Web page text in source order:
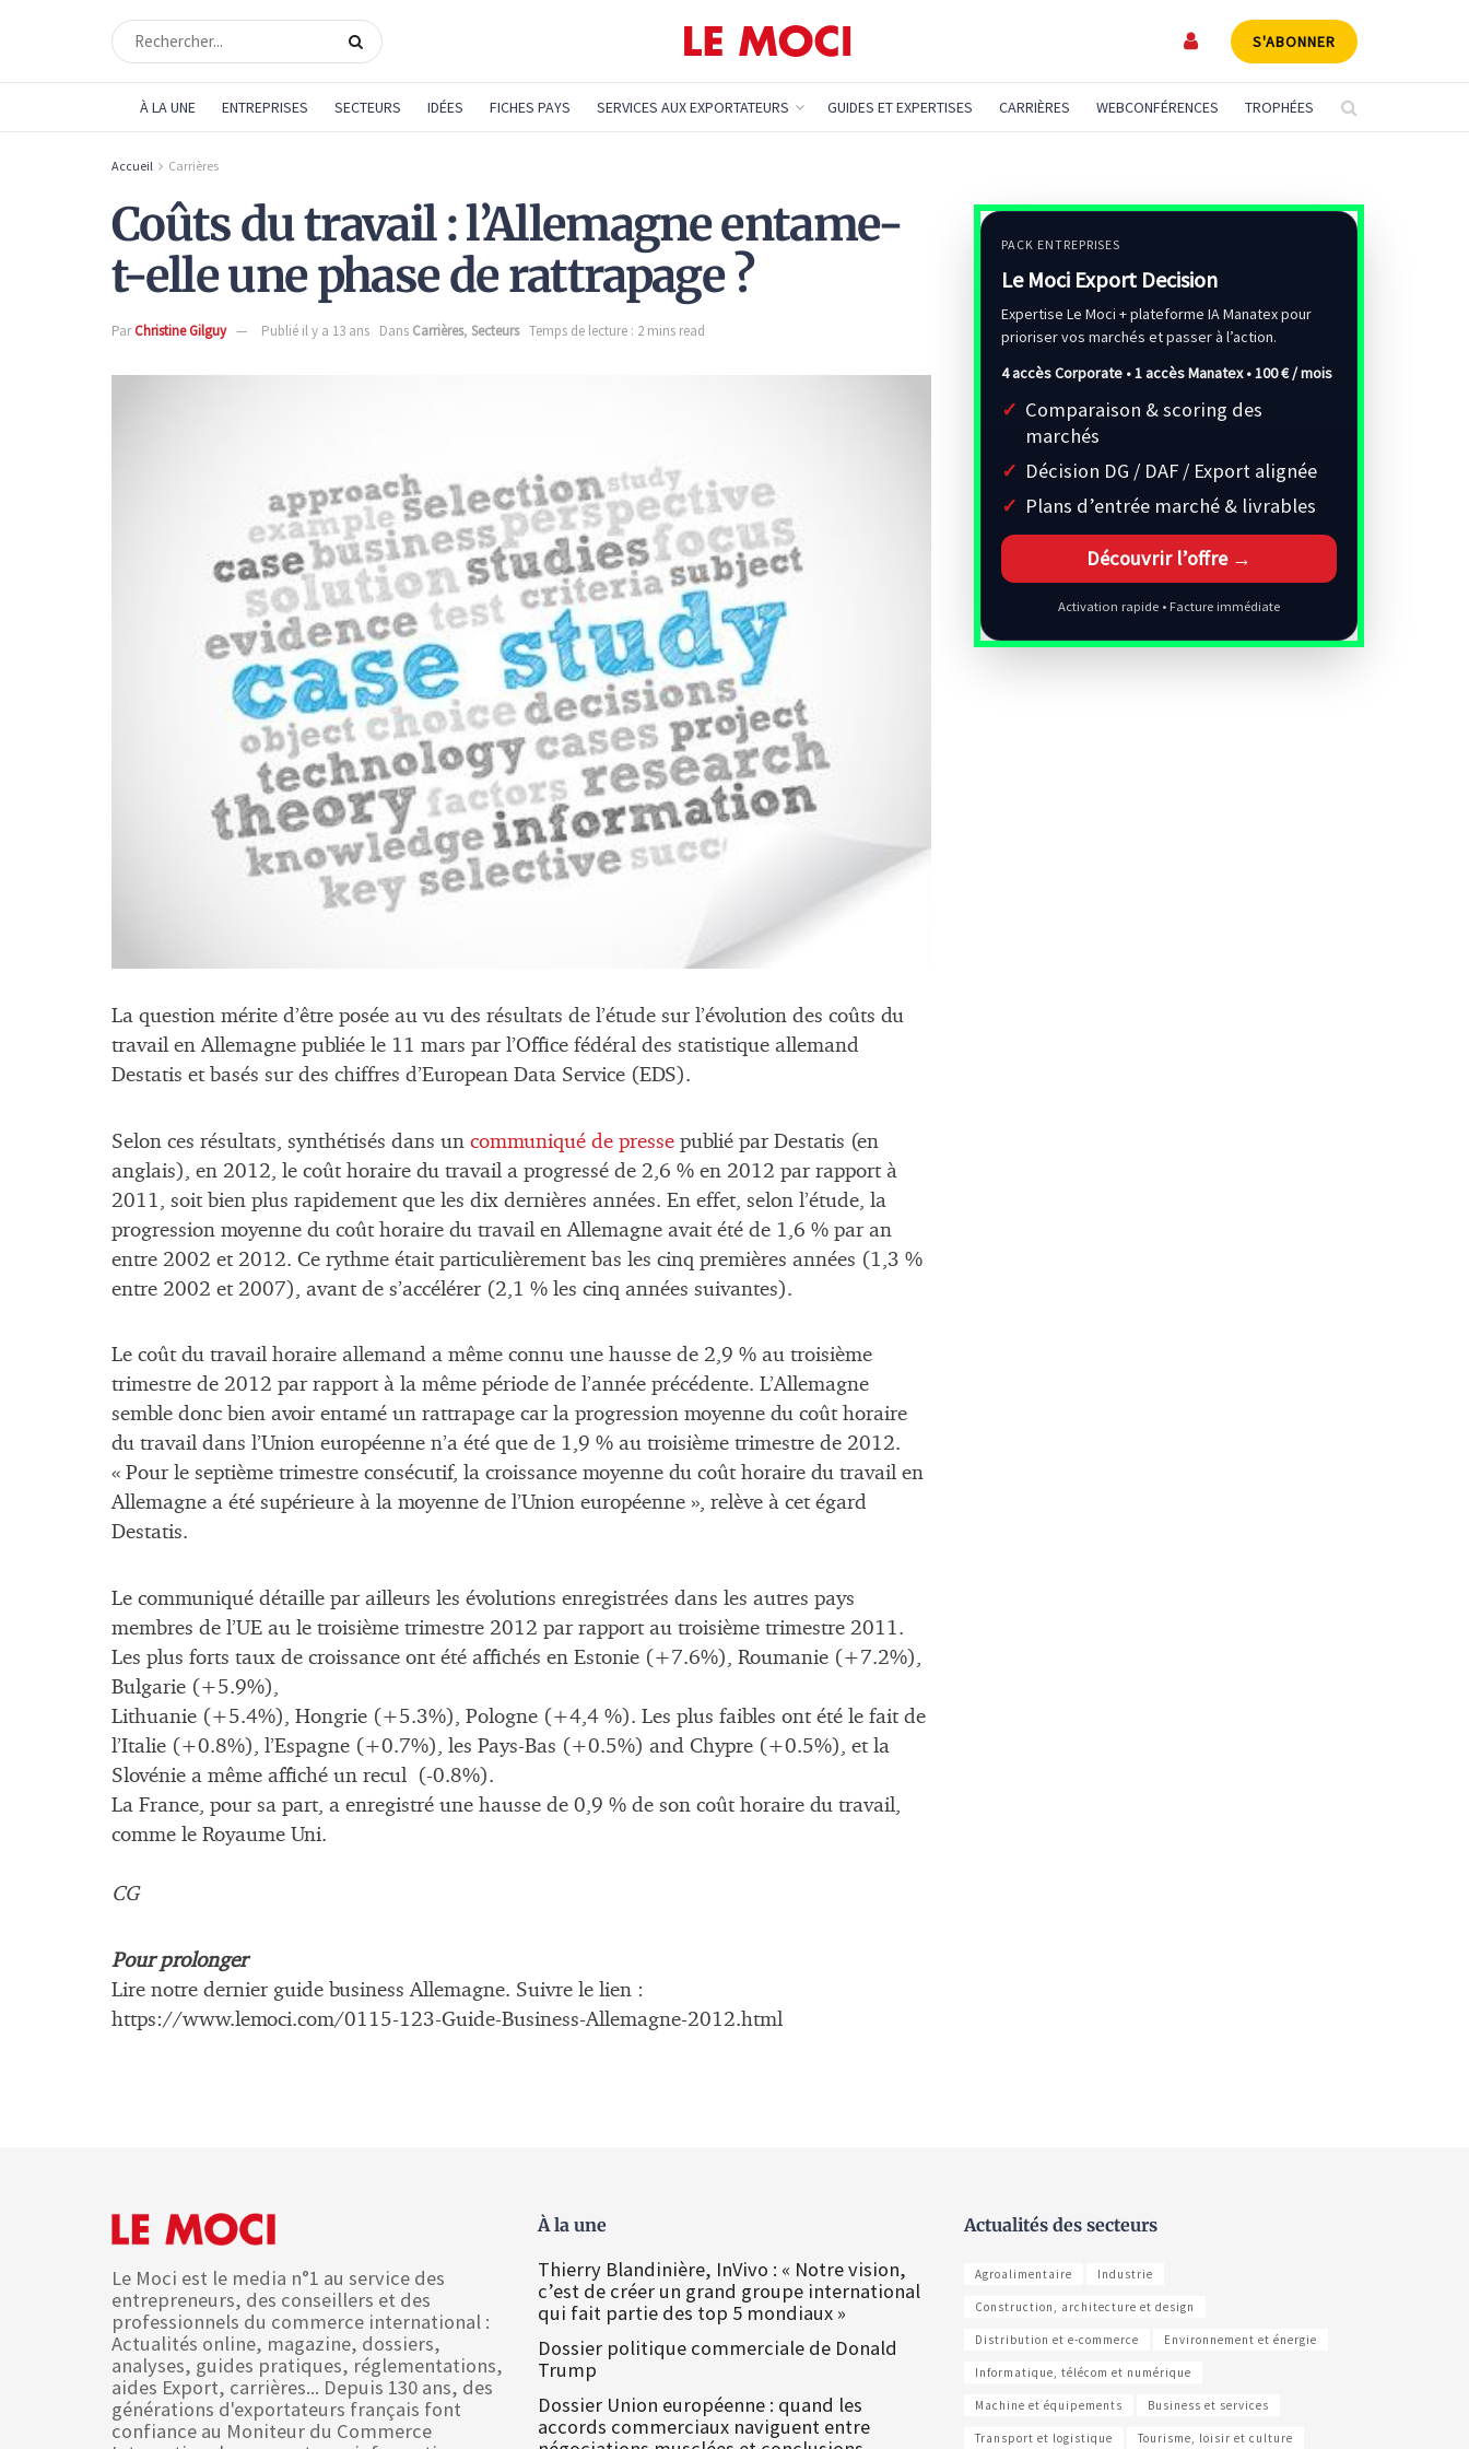
S'ABONNER
À LA UNE ENTREPRISES SECTEURS IDÉES FICHES PAYS SERVICES AUX EXPORTATEURS GUIDES ET EXPERTISES CARRIÈRES WEBCONFÉRENCES TROPHÉES
Accueil Carrières
Coûts du travail : l’Allemagne entame-
t-elle une phase de rattrapage ?
ParChristine Gilguy Publié il y a 13 ans Dans Carrières, Secteurs Temps de lecture : 2 mins read
La question mérite d’être posée au vu des résultats de l’étude sur l’évolution des coûts du
travail en Allemagne publiée le 11 mars par l’Office fédéral des statistique allemand
Destatis et basés sur des chiffres d’European Data Service (EDS).
Selon ces résultats, synthétisés dans un communiqué de presse publié par Destatis (en
anglais), en 2012, le coût horaire du travail a progressé de 2,6 % en 2012 par rapport à
2011, soit bien plus rapidement que les dix dernières années. En effet, selon l’étude, la
progression moyenne du coût horaire du travail en Allemagne avait été de 1,6 % par an
entre 2002 et 2012. Ce rythme était particulièrement bas les cinq premières années (1,3 %
entre 2002 et 2007), avant de s’accélérer (2,1 % les cinq années suivantes).
Le coût du travail horaire allemand a même connu une hausse de 2,9 % au troisième
trimestre de 2012 par rapport à la même période de l’année précédente. L’Allemagne
semble donc bien avoir entamé un rattrapage car la progression moyenne du coût horaire
du travail dans l’Union européenne n’a été que de 1,9 % au troisième trimestre de 2012.
« Pour le septième trimestre consécutif, la croissance moyenne du coût horaire du travail en
Allemagne a été supérieure à la moyenne de l’Union européenne », relève à cet égard
Destatis.
Le communiqué détaille par ailleurs les évolutions enregistrées dans les autres pays
membres de l’UE au le troisième trimestre 2012 par rapport au troisième trimestre 2011.
Les plus forts taux de croissance ont été affichés en Estonie (+7.6%), Roumanie (+7.2%),
Bulgarie (+5.9%),
Lithuanie (+5.4%), Hongrie (+5.3%), Pologne (+4,4 %). Les plus faibles ont été le fait de
l’Italie (+0.8%), l’Espagne (+0.7%), les Pays-Bas (+0.5%) and Chypre (+0.5%), et la
Slovénie a même affiché un recul (-0.8%).
La France, pour sa part, a enregistré une hausse de 0,9 % de son coût horaire du travail,
comme le Royaume Uni.
CG
Pour prolonger
Lire notre dernier guide business Allemagne. Suivre le lien :
https://www.lemoci.com/0115-123-Guide-Business-Allemagne-2012.html
PACK ENTREPRISES
Le Moci Export Decision
Expertise Le Moci + plateforme IA Manatex pour
prioriser vos marchés et passer à l’action.
4 accès Corporate • 1 accès Manatex •100 € / mois
Comparaison & scoring des
marchés
Décision DG / DAF / Export alignée
Plans d’entrée marché & livrables
Découvrir l’offre →
Activation rapide • Facture immédiate
Le Moci est le media n°1 au service des
entrepreneurs, des conseillers et des
professionnels du commerce international :
Actualités online, magazine, dossiers,
analyses, guides pratiques, réglementations,
aides Export, carrières... Depuis 130 ans, des
générations d'exportateurs français font
confiance au Moniteur du Commerce
À la une
Thierry Blandinière, InVivo : « Notre vision,
c’est de créer un grand groupe international
qui fait partie des top 5 mondiaux »
Dossier politique commerciale de Donald
Trump
Dossier Union européenne : quand les
accords commerciaux naviguent entre
Actualités des secteurs
Agroalimentaire Industrie
Construction, architecture et design
Distribution et e-commerce Environnement et énergie
Informatique, télécom et numérique
Machine et équipements Business et services
Transport et logistique Tourisme, loisir et culture